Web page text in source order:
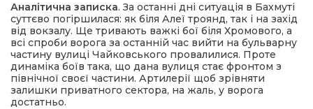
Аналітична записка. За останні дні ситуація в Бахмуті
суттєво погіршилася: як біля Алеї троянд, так і на захід
від вокзалу. Ще тривають важкі бої біля Хромового, а
всі спроби ворога за останній час вийти на бульварну
частину вулиці Чайковського провалилися. Проте
динаміка боїв така, що дана вулиця стає фронтом з
північної своєї частини. Артилерії щоб зрівняти
залишки приватного сектора, на жаль, у ворога
достатньо.